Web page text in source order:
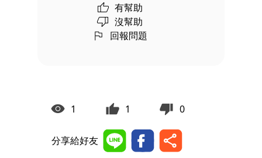
有幫助
沒幫助
回報問題
1 1 0
分享給好友